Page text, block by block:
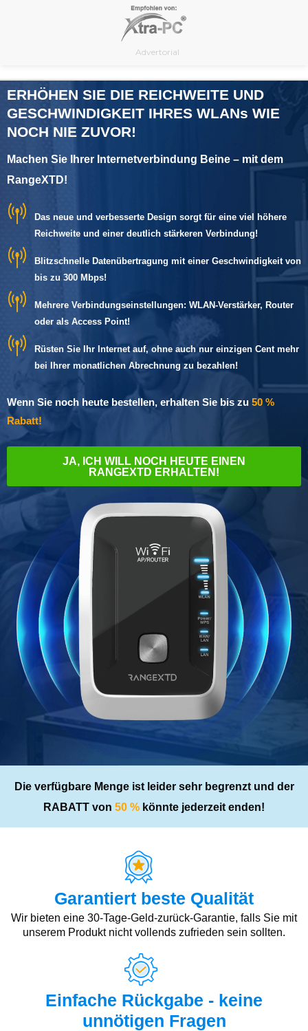
Advertorial
ERHÖHEN SIE DIE REICHWEITE UND
GESCHWINDIGKEIT IHRES WLANs WIE
NOCH NIE ZUVOR!
Machen Sie Ihrer Internetverbindung Beine – mit dem
RangeXTD!
Das neue und verbesserte Design sorgt für eine viel höhere
Reichweite und einer deutlich stärkeren Verbindung!
Blitzschnelle Datenübertragung mit einer Geschwindigkeit von
bis zu 300 Mbps!
Mehrere Verbindungseinstellungen: WLAN-Verstärker, Router
oder als Access Point!
Rüsten Sie Ihr Internet auf, ohne auch nur einzigen Cent mehr
bei Ihrer monatlichen Abrechnung zu bezahlen!
Wenn Sie noch heute bestellen, erhalten Sie bis zu 50 %
Rabatt!
JA, ICH WILL NOCH HEUTE EINEN
RANGEXTD ERHALTEN!
Die verfügbare Menge ist leider sehr begrenzt und der
RABATT von 50 % könnte jederzeit enden!
Garantiert beste Qualität
Wir bieten eine 30-Tage-Geld-zurück-Garantie, falls Sie mit
unserem Produkt nicht vollends zufrieden sein sollten.
Einfache Rückgabe - keine
unnötigen Fragen